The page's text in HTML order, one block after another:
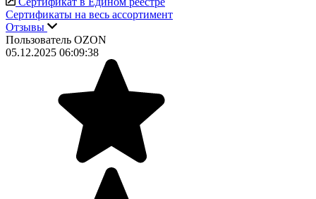
Сертификаты на весь ассортимент
Отзывы
Пользователь OZON
05.12.2025 06:09:38